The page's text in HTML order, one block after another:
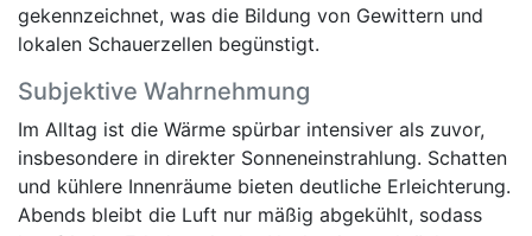
gekennzeichnet, was die Bildung von Gewittern und
lokalen Schauerzellen begünstigt.
Subjektive Wahrnehmung
Im Alltag ist die Wärme spürbar intensiver als zuvor,
insbesondere in direkter Sonneneinstrahlung. Schatten
und kühlere Innenräume bieten deutliche Erleichterung.
Abends bleibt die Luft nur mäßig abgekühlt, sodass